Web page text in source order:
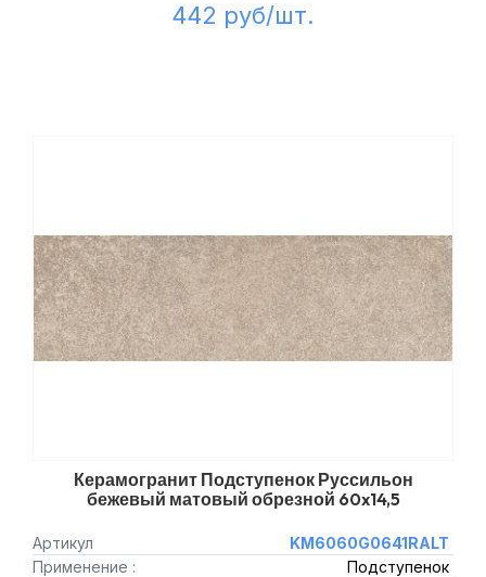
442 руб/шт.
Керамогранит Подступенок Руссильон
бежевый матовый обрезной 60x14,5
Артикул
KM6060G0641RALT
Применение :
Подступенок